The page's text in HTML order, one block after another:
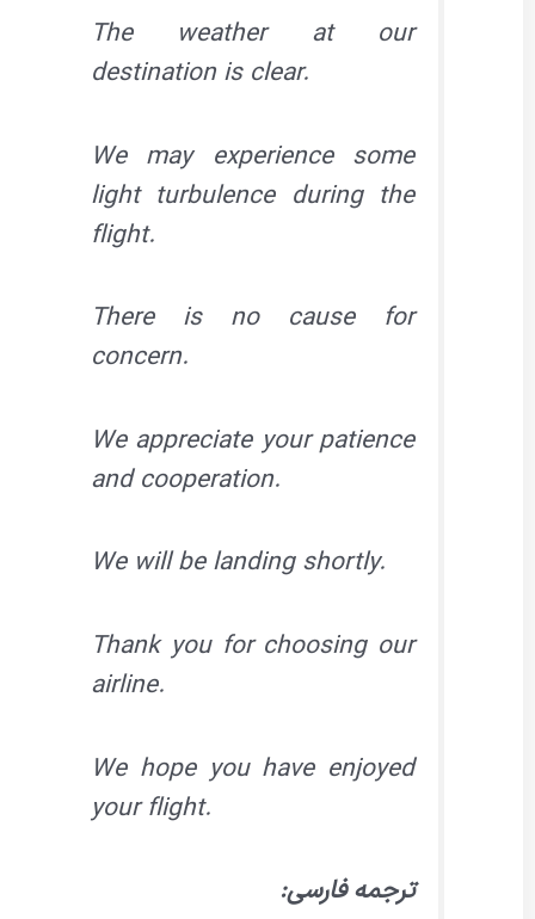
The weather at our
destination is clear.
We may experience some
light turbulence during the
flight.
There is no cause for
concern.
We appreciate your patience
and cooperation.
We will be landing shortly.
Thank you for choosing our
airline.
We hope you have enjoyed
your flight.
ترجمه فارسی: